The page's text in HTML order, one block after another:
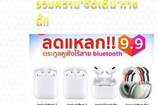
นี้!!